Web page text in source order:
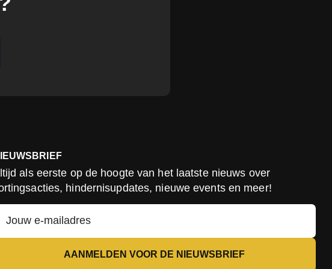
als eerste op de hoogte van het laatste nieuws over
hindernisupdates, nieuwe events en meer!